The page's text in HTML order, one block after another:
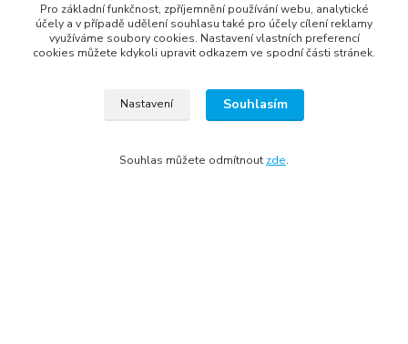
vchodové dveře podle barvy
výprodej vchodových dveří
plastové vchodové dveře se zárubní
Pro základní funkčnost, zpříjemnění používání webu, analytické
účely a v případě udělení souhlasu také pro účely cílení reklamy
využíváme soubory cookies. Nastavení vlastních preferencí
cookies můžete kdykoli upravit odkazem ve spodní části stránek.
Nastavení Souhlasím
Souhlas můžete odmítnout zde.